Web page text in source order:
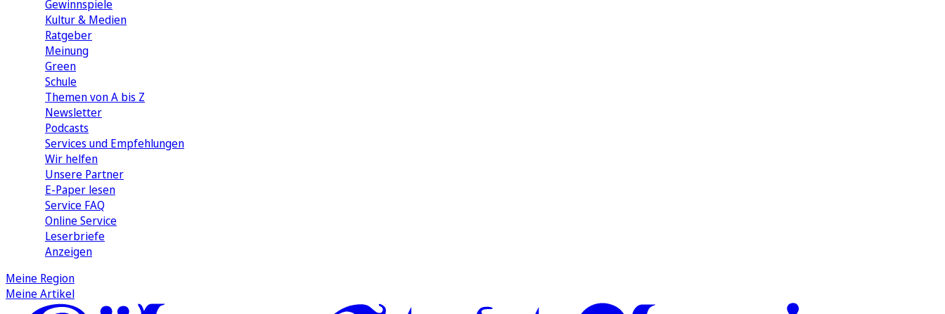
Gewinnspiele
Kultur & Medien
Ratgeber
Meinung
Green
Schule
Themen von A bis Z
Newsletter
Podcasts
Services und Empfehlungen
Wir helfen
Unsere Partner
E-Paper lesen
Service FAQ
Online Service
Leserbriefe
Anzeigen
Meine Region
Meine Artikel